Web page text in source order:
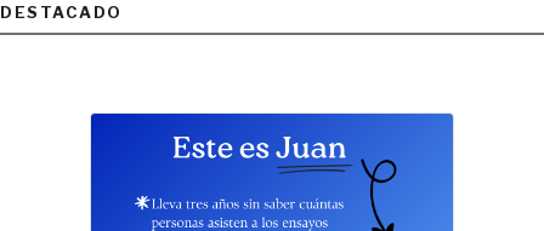
DESTACADO